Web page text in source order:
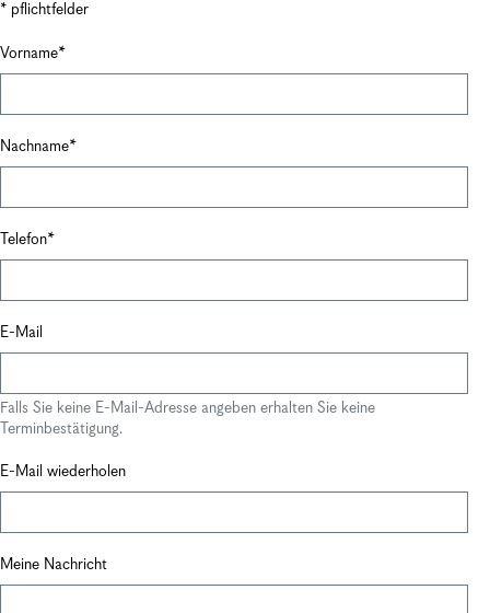
* pflichtfelder
Vorname
Nachname
Telefon
E-Mail
Falls Sie keine E-Mail-Adresse angeben erhalten Sie keine
Terminbestätigung.
E-Mail wiederholen
Meine Nachricht